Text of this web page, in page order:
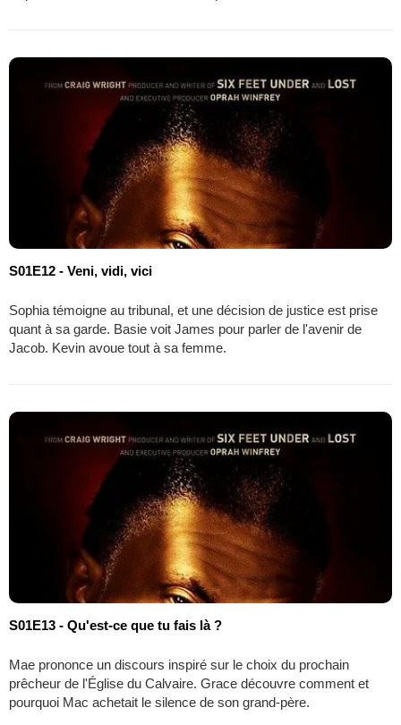
S01E12 - Veni, vidi, vici
Sophia témoigne au tribunal, et une décision de justice est prise
quant à sa garde. Basie voit James pour parler de l'avenir de
Jacob. Kevin avoue tout à sa femme.
S01E13 - Qu'est-ce que tu fais là ?
Mae prononce un discours inspiré sur le choix du prochain
prêcheur de l'Église du Calvaire. Grace découvre comment et
pourquoi Mac achetait le silence de son grand-père.